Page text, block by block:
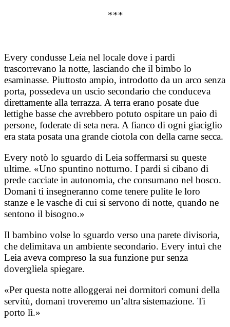
***
Every condusse Leia nel locale dove i pardi
trascorrevano la notte, lasciando che il bimbo lo
esaminasse. Piuttosto ampio, introdotto da un arco senza
porta, possedeva un uscio secondario che conduceva
direttamente alla terrazza. A terra erano posate due
lettighe basse che avrebbero potuto ospitare un paio di
persone, foderate di seta nera. A fianco di ogni giaciglio
era stata posata una grande ciotola con della carne secca.
Every notò lo sguardo di Leia soffermarsi su queste
ultime. «Uno spuntino notturno. I pardi si cibano di
prede cacciate in autonomia, che consumano nel bosco.
Domani ti insegneranno come tenere pulite le loro
stanze e le vasche di cui si servono di notte, quando ne
sentono il bisogno.»
Il bambino volse lo sguardo verso una parete divisoria,
che delimitava un ambiente secondario. Every intuì che
Leia aveva compreso la sua funzione pur senza
dovergliela spiegare.
«Per questa notte alloggerai nei dormitori comuni della
servitù, domani troveremo un’altra sistemazione. Ti
porto lì.»